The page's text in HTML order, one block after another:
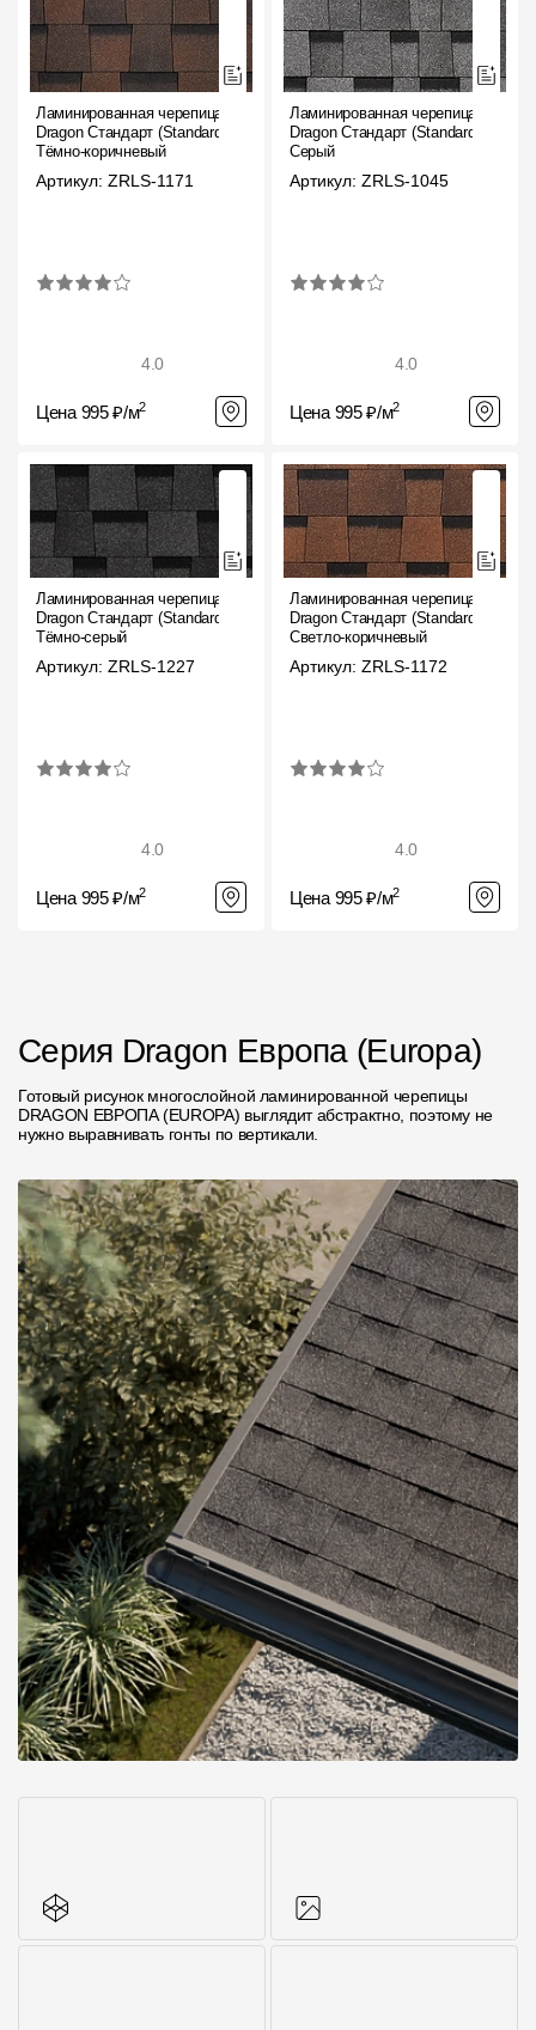
Ламинированная черепица
Dragon Стандарт (Standard),
Тёмно-коричневый
Артикул: ZRLS-1171
4.0
Цена 995 ₽/м2
Ламинированная черепица
Dragon Стандарт (Standard),
Серый
Артикул: ZRLS-1045
4.0
Цена 995 ₽/м2
Ламинированная черепица
Dragon Стандарт (Standard),
Тёмно-серый
Артикул: ZRLS-1227
4.0
Цена 995 ₽/м2
Ламинированная черепица
Dragon Стандарт (Standard),
Светло-коричневый
Артикул: ZRLS-1172
4.0
Цена 995 ₽/м2
Серия Dragon Европа (Europa)
Готовый рисунок многослойной ламинированной черепицы
DRAGON ЕВРОПА (EUROPA) выглядит абстрактно, поэтому не
нужно выравнивать гонты по вертикали.